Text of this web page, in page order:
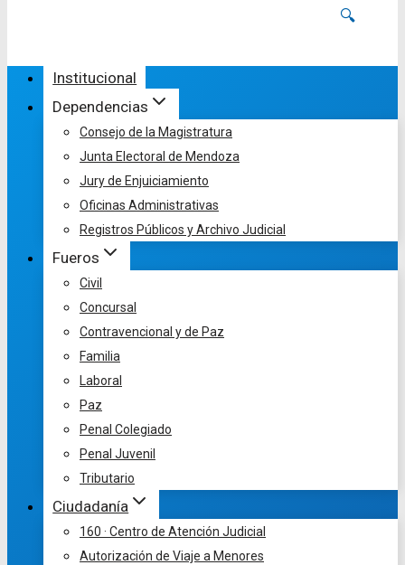
🔍
Institucional
Dependencias
Consejo de la Magistratura
Junta Electoral de Mendoza
Jury de Enjuiciamiento
Oficinas Administrativas
Registros Públicos y Archivo Judicial
Fueros
Civil
Concursal
Contravencional y de Paz
Familia
Laboral
Paz
Penal Colegiado
Penal Juvenil
Tributario
Ciudadanía
160 · Centro de Atención Judicial
Autorización de Viaje a Menores